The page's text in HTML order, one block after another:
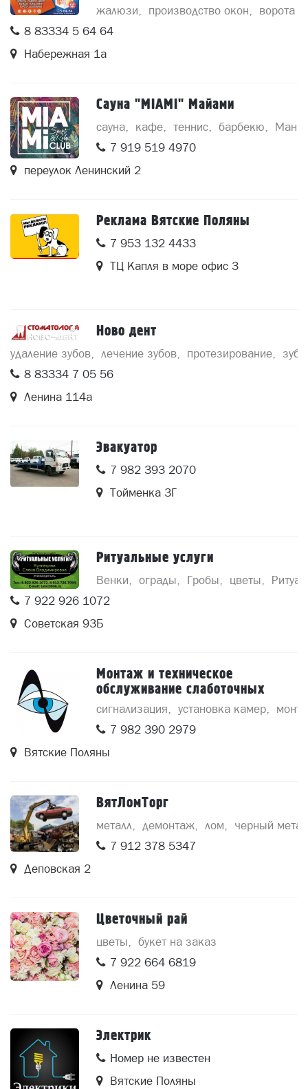
жалюзи производство окон
ворота
8 83334 5 64 64
Набережная 1а
Сауна "MIAMI" Майами
сауна кафе теннис барбекю
7 919 519 4970
переулок Ленинский 2
Реклама Вятские Поляны
7 953 132 4433
ТЦ Капля в море офис 3
Ново дент
удаление зубов лечение зубов протезирование
8 83334 7 05 56
Ленина 114а
Эвакуатор
7 982 393 2070
Тойменка 3Г
Ритуальные услуги
Венки ограды Гробы цветы
7 922 926 1072
Советская 93Б
Монтаж и техническое
обслуживание слаботочных
систем
сигнализация установка камер
7 982 390 2979
Вятские Поляны
ВятЛомТорг
металл демонтаж лом
черный
7 912 378 5347
Деповская 2
Цветочный рай
цветы
букет на заказ
7 922 664 6819
Ленина 59
Электрик
Номер не известен
Вятские Поляны